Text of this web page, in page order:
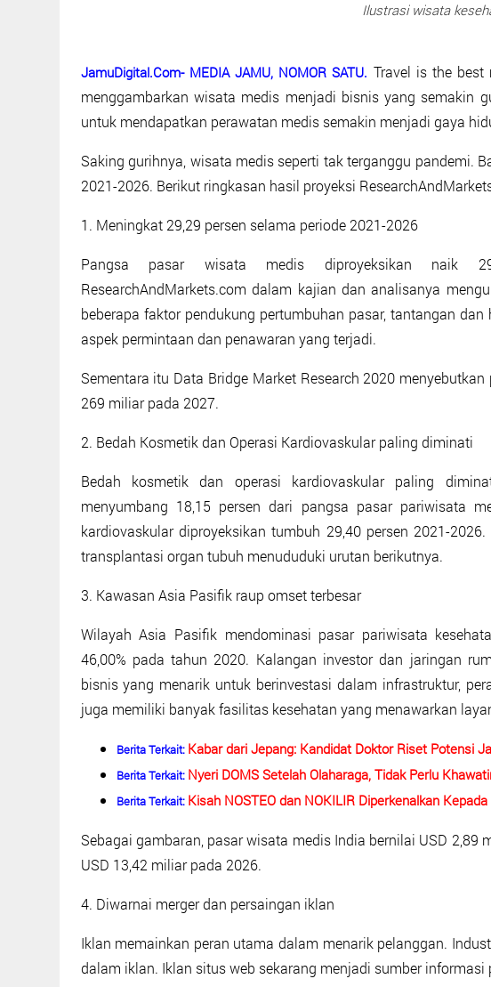
Ilustrasi wisata
JamuDigital.Com- MEDIA JAMU, NOMOR SATU. Travel is the
menggambarkan wisata medis menjadi bisnis yang semakin
untuk mendapatkan perawatan medis semakin menjadi gaya
Saking gurihnya, wisata medis seperti tak terganggu pandemi.
2021-2026. Berikut ringkasan hasil proyeksi
1. Meningkat 29,29 persen selama periode 2021-2026
Pangsa pasar wisata medis diproyeksikan naik
ResearchAndMarkets.com dalam kajian dan analisanya
beberapa faktor pendukung pertumbuhan pasar, tantangan
aspek permintaan dan penawaran yang terjadi.
Sementara itu Data Bridge Market Research 2020
269 miliar pada 2027.
2. Bedah Kosmetik dan Operasi Kardiovaskular paling diminati
Bedah kosmetik dan operasi kardiovaskular paling
menyumbang 18,15 persen dari pangsa pasar pariwisata
kardiovaskular diproyeksikan tumbuh 29,40 persen 2021-
transplantasi organ tubuh menududuki urutan berikutnya.
3. Kawasan Asia Pasifik raup omset terbesar
Wilayah Asia Pasifik mendominasi pasar pariwisata
46,00% pada tahun 2020. Kalangan investor dan jaringan
bisnis yang menarik untuk berinvestasi dalam infrastruktur,
juga memiliki banyak fasilitas kesehatan yang menawarkan
Berita Terkait: Kabar dari Jepang: Kandidat Doktor Riset Potensi
Berita Terkait: Nyeri DOMS Setelah Olaharaga, Tidak Perlu
Berita Terkait: Kisah NOSTEO dan NOKILIR Diperkenalkan
Sebagai gambaran, pasar wisata medis India bernilai USD
USD 13,42 miliar pada 2026.
4. Diwarnai merger dan persaingan iklan
Iklan memainkan peran utama dalam menarik pelanggan.
dalam iklan. Iklan situs web sekarang menjadi sumber